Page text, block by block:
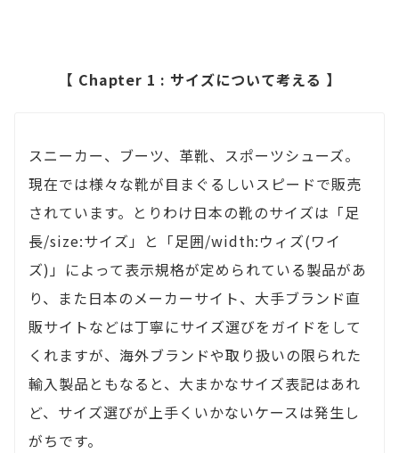
【 Chapter 1 : サイズについて考える 】
スニーカー、ブーツ、革靴、スポーツシューズ。
現在では様々な靴が目まぐるしいスピードで販売
されています。とりわけ日本の靴のサイズは「足
長/size:サイズ」と「足囲/width:ウィズ(ワイ
ズ)」によって表示規格が定められている製品があ
り、また日本のメーカーサイト、大手ブランド直
販サイトなどは丁寧にサイズ選びをガイドをして
くれますが、海外ブランドや取り扱いの限られた
輸入製品ともなると、大まかなサイズ表記はあれ
ど、サイズ選びが上手くいかないケースは発生し
がちです。